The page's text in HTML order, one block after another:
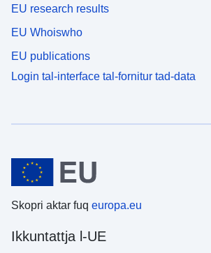
EU research results
EU Whoiswho
EU publications
Login tal-interface tal-fornitur tad-data
Skopri aktar fuq europa.eu
Ikkuntattja l-UE